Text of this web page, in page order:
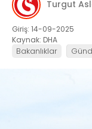
Turgut
Giriş: 14-09-2025
Kaynak: DHA
Bakanlıklar